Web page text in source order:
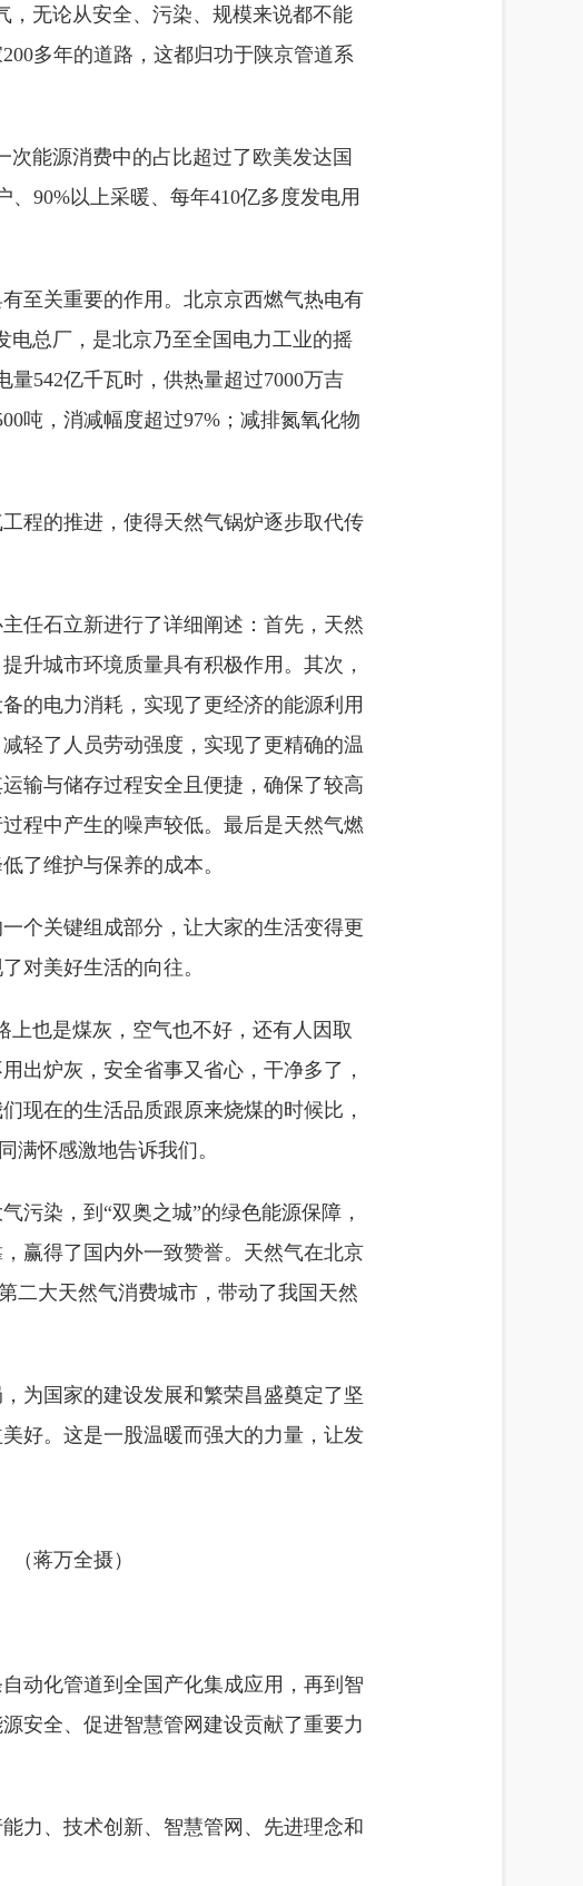
，无论从安全、污染、规模来说都不能
多年的道路，这都归功于陕京管道系
次能源消费中的占比超过了欧美发达国
90%以上采暖、每年410亿多度发电用
至关重要的作用。北京京西燃气热电有
电总厂，是北京乃至全国电力工业的摇
量542亿千瓦时，供热量超过7000万吉
吨，消减幅度超过97%；减排氮氧化物
程的推进，使得天然气锅炉逐步取代传
任石立新进行了详细阐述：首先，天然
升城市环境质量具有积极作用。其次，
的电力消耗，实现了更经济的能源利用
轻了人员劳动强度，实现了更精确的温
输与储存过程安全且便捷，确保了较高
程中产生的噪声较低。最后是天然气燃
了维护与保养的成本。
个关键组成部分，让大家的生活变得更
对美好生活的向往。
上也是煤灰，空气也不好，还有人因取
出炉灰，安全省事又省心，干净多了，
现在的生活品质跟原来烧煤的时候比，
满怀感激地告诉我们。
污染，到“双奥之城”的绿色能源保障，
赢得了国内外一致赞誉。天然气在北京
二大天然气消费城市，带动了我国天然
为国家的建设发展和繁荣昌盛奠定了坚
好。这是一股温暖而强大的力量，让发
蒋万全摄）
动化管道到全国产化集成应用，再到智
安全、促进智慧管网建设贡献了重要力
力、技术创新、智慧管网、先进理念和